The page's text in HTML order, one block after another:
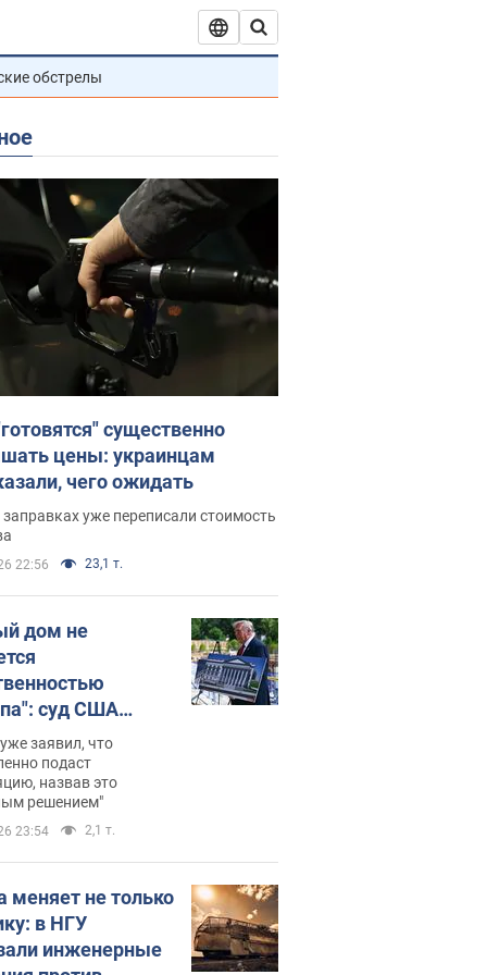
обстрелы
существенно
цены: украинцам
чего ожидать
уже переписали стоимость
22:56 23,1 т.
дом не
суд США
зала
400 млн
заявил, что
подаст
назвав это
решением"
23:54 2,1 т.
меняет не только
в НГУ
инженерные